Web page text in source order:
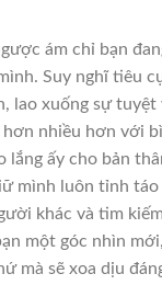
ám chỉ bạn
Suy nghĩ tiêu
lao xuống sự tuyệt
hơn nhiều hơn với
lắng ấy cho bản
mình luôn tỉnh
khác và tim
một góc nhìn
mà sẽ xoa dịu